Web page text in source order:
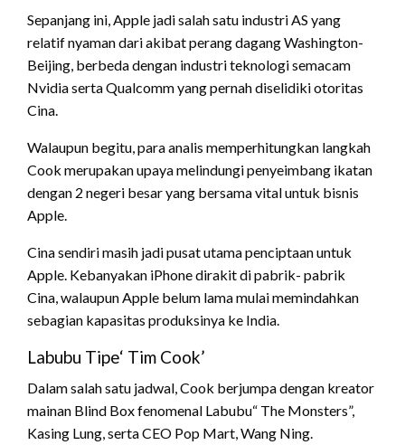
Sepanjang ini, Apple jadi salah satu industri AS yang
relatif nyaman dari akibat perang dagang Washington-
Beijing, berbeda dengan industri teknologi semacam
Nvidia serta Qualcomm yang pernah diselidiki otoritas
Cina.
Walaupun begitu, para analis memperhitungkan langkah
Cook merupakan upaya melindungi penyeimbang ikatan
dengan 2 negeri besar yang bersama vital untuk bisnis
Apple.
Cina sendiri masih jadi pusat utama penciptaan untuk
Apple. Kebanyakan iPhone dirakit di pabrik- pabrik
Cina, walaupun Apple belum lama mulai memindahkan
sebagian kapasitas produksinya ke India.
Labubu Tipe‘ Tim Cook’
Dalam salah satu jadwal, Cook berjumpa dengan kreator
mainan Blind Box fenomenal Labubu“ The Monsters”,
Kasing Lung, serta CEO Pop Mart, Wang Ning.